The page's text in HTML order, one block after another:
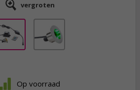
vergroten
Op voorraad